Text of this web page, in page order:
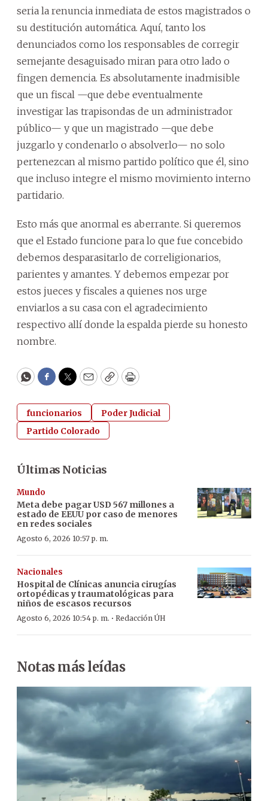
seria la renuncia inmediata de estos magistrados o
su destitución automática. Aquí, tanto los
denunciados como los responsables de corregir
semejante desaguisado miran para otro lado o
fingen demencia. Es absolutamente inadmisible
que un fiscal —que debe eventualmente
investigar las trapisondas de un administrador
público— y que un magistrado —que debe
juzgarlo y condenarlo o absolverlo— no solo
pertenezcan al mismo partido político que él, sino
que incluso integre el mismo movimiento interno
partidario.
Esto más que anormal es aberrante. Si queremos
que el Estado funcione para lo que fue concebido
debemos desparasitarlo de correligionarios,
parientes y amantes. Y debemos empezar por
estos jueces y fiscales a quienes nos urge
enviarlos a su casa con el agradecimiento
respectivo allí donde la espalda pierde su honesto
nombre.
WhatsApp
Facebook
Twitter
EmailCopyPrint
funcionarios
Poder Judicial
Partido Colorado
Últimas Noticias
Mundo
Meta debe pagar USD 567 millones a
estado de EEUU por caso de menores
en redes sociales
Agosto 6, 2026 10:57 p. m.
Nacionales
Hospital de Clínicas anuncia cirugías
ortopédicas y traumatológicas para
niños de escasos recursos
Agosto 6, 2026 10:54 p. m. · Redacción ÚH
Notas más leídas